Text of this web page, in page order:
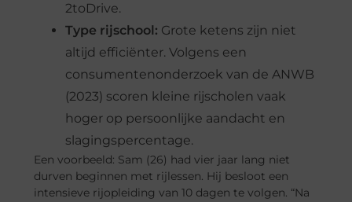
2toDrive.
Type rijschool: Grote ketens zijn niet
altijd efficiënter. Volgens een
consumentenonderzoek van de ANWB
(2023) scoren kleine rijscholen vaak
hoger op persoonlijke aandacht en
slagingspercentage.
Een voorbeeld: Sam (26) had vier jaar lang niet
durven beginnen met rijlessen. Hij besloot een
intensieve rijopleiding van 10 dagen te volgen. “Na